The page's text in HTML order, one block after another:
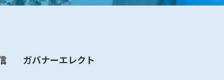
ガバナーエレクト